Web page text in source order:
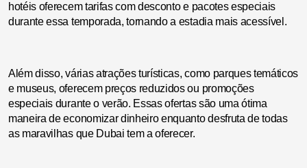
hotéis oferecem tarifas com desconto e pacotes especiais
durante essa temporada, tornando a estadia mais acessível.
Além disso, várias atrações turísticas, como parques temáticos
e museus, oferecem preços reduzidos ou promoções
especiais durante o verão. Essas ofertas são uma ótima
maneira de economizar dinheiro enquanto desfruta de todas
as maravilhas que Dubai tem a oferecer.